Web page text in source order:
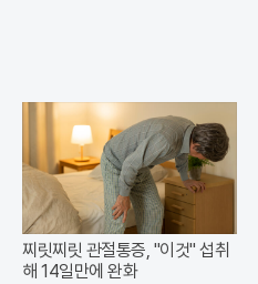
찌릿찌릿 관절통증, "이것" 섭취
해 14일만에 완화